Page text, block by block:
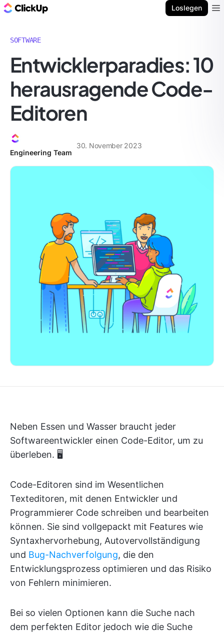
Loslegen
SOFTWARE
Entwicklerparadies: 10
herausragende Code-
Editoren
Engineering Team
30. November 2023
Neben Essen und Wasser braucht jeder
Softwareentwickler einen Code-Editor, um zu
überleben. 🖥️
Code-Editoren sind im Wesentlichen
Texteditoren, mit denen Entwickler und
Programmierer Code schreiben und bearbeiten
können. Sie sind vollgepackt mit Features wie
Syntaxhervorhebung, Autovervollständigung
und Bug-Nachverfolgung, die den
Entwicklungsprozess optimieren und das Risiko
von Fehlern minimieren.
Bei so vielen Optionen kann die Suche nach
dem perfekten Editor jedoch wie die Suche